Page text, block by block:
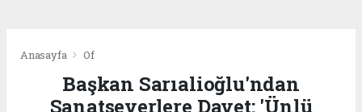
Anasayfa Of
Başkan Sarıalioğlu'ndan
Sanatseverlere Davet: 'Ünlü